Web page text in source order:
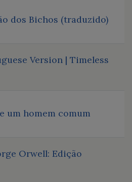
dos Bichos (traduzido)
Version | Timeless
um homem comum
Orwell: Edição